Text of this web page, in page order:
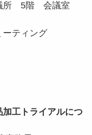
所 5階 会議室
ティング
工トライアルにつ